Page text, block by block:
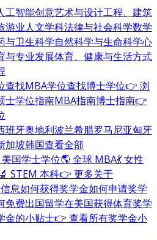
工智能创意艺术与设计工程、建筑
游业人文学科法律与社会科学数学
与卫生科学自然科学与生命科学心
与专业发展体育、健康与生活方式
查找MBA学位查找博士学位👉 浏
士学位指南MBA指南博士指南👉
班牙奥地利波兰希腊罗马尼亚匈牙
加坡韩国查看全部
国学士学位🌎 全球 MBA💃 女性
🔬 STEM 本科👉 更多关于
息如何获得奖学金如何申请奖学
免费出国留学在美国获得体育奖学
金的小贴士👉 查看所有奖学金小